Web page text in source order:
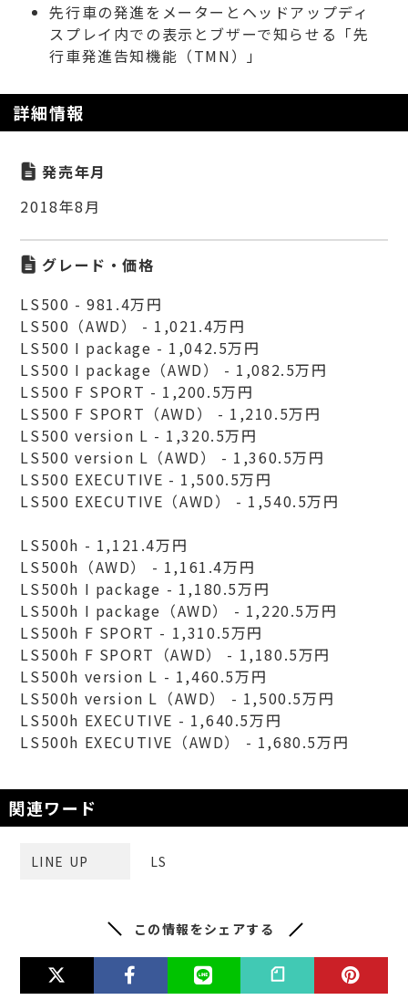
先行車の発進をメーターとヘッドアップディ
スプレイ内での表示とブザーで知らせる「先
行車発進告知機能（TMN）」
詳細情報
発売年月
2018年8月
グレード・価格
LS500 - 981.4万円
LS500（AWD） - 1,021.4万円
LS500 I package - 1,042.5万円
LS500 I package（AWD） - 1,082.5万円
LS500 F SPORT - 1,200.5万円
LS500 F SPORT（AWD） - 1,210.5万円
LS500 version L - 1,320.5万円
LS500 version L（AWD） - 1,360.5万円
LS500 EXECUTIVE - 1,500.5万円
LS500 EXECUTIVE（AWD） - 1,540.5万円
LS500h - 1,121.4万円
LS500h（AWD） - 1,161.4万円
LS500h I package - 1,180.5万円
LS500h I package（AWD） - 1,220.5万円
LS500h F SPORT - 1,310.5万円
LS500h F SPORT（AWD） - 1,180.5万円
LS500h version L - 1,460.5万円
LS500h version L（AWD） - 1,500.5万円
LS500h EXECUTIVE - 1,640.5万円
LS500h EXECUTIVE（AWD） - 1,680.5万円
関連ワード
LINE UP LS
この情報をシェアする